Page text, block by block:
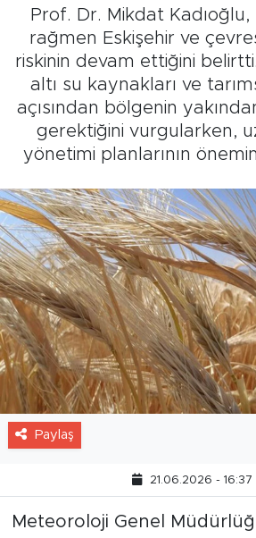
Prof. Dr. Mikdat Kadıoğlu,
rağmen Eskişehir ve
riskinin devam ettiğini
altı su kaynakları ve
açısından bölgenin
gerektiğini vurgularken,
yönetimi planlarının
Paylaş
21.06.2026 - 16:37
Meteoroloji Genel